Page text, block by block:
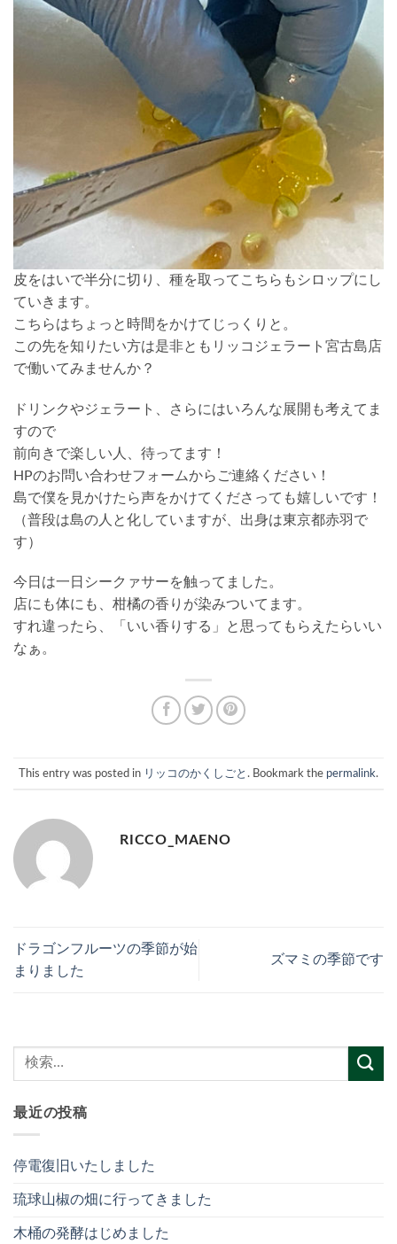
皮をはいで半分に切り、種を取ってこちらもシロップにし
ていきます。
こちらはちょっと時間をかけてじっくりと。
この先を知りたい方は是非ともリッコジェラート宮古島店
で働いてみませんか？
ドリンクやジェラート、さらにはいろんな展開も考えてま
すので
前向きで楽しい人、待ってます！
HPのお問い合わせフォームからご連絡ください！
島で僕を見かけたら声をかけてくださっても嬉しいです！
（普段は島の人と化していますが、出身は東京都赤羽で
す）
今日は一日シークァサーを触ってました。
店にも体にも、柑橘の香りが染みついてます。
すれ違ったら、「いい香りする」と思ってもらえたらいい
なぁ。
This entry was posted in リッコのかくしごと . Bookmark the permalink.
RICCO_MAENO
ドラゴンフルーツの季節が始
まりました
ズマミの季節です
最近の投稿
停電復旧いたしました
琉球山椒の畑に行ってきました
木桶の発酵はじめました